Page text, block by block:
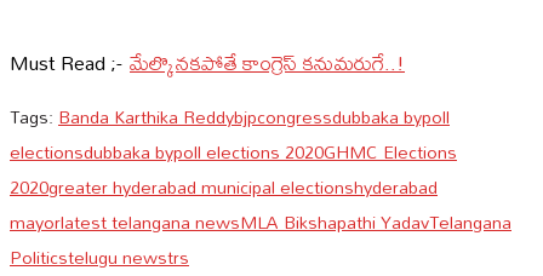
Must Read ;-మేల్కొనకపోతే కాంగ్రెస్ కనుమరుగే..!
Tags:Banda Karthika Reddybjpcongressdubbaka bypoll
electionsdubbaka bypoll elections 2020GHMC Elections
2020greater hyderabad municipal electionshyderabad
mayorlatest telangana newsMLA Bikshapathi YadavTelangana
Politicstelugu newstrs